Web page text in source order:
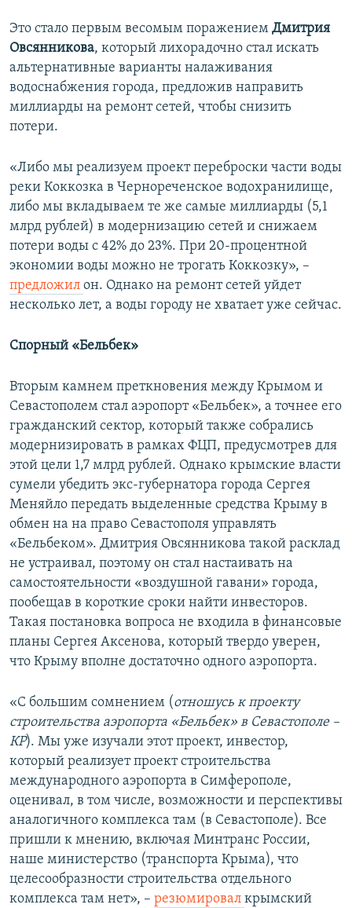
Это стало первым весомым поражением Дмитрия
Овсянникова, который лихорадочно стал искать
альтернативные варианты налаживания
водоснабжения города, предложив направить
миллиарды на ремонт сетей, чтобы снизить
потери.
«Либо мы реализуем проект переброски части воды
реки Коккозка в Чернореченское водохранилище,
либо мы вкладываем те же самые миллиарды (5,1
млрд рублей) в модернизацию сетей и снижаем
потери воды с 42% до 23%. При 20-процентной
экономии воды можно не трогать Коккозку», –
предложил он. Однако на ремонт сетей уйдет
несколько лет, а воды городу не хватает уже сейчас.
Спорный «Бельбек»
Вторым камнем преткновения между Крымом и
Севастополем стал аэропорт «Бельбек», а точнее его
гражданский сектор, который также собрались
модернизировать в рамках ФЦП, предусмотрев для
этой цели 1,7 млрд рублей. Однако крымские власти
сумели убедить экс-губернатора города Сергея
Меняйло передать выделенные средства Крыму в
обмен на на право Севастополя управлять
«Бельбеком». Дмитрия Овсянникова такой расклад
не устраивал, поэтому он стал настаивать на
самостоятельности «воздушной гавани» города,
пообещав в короткие сроки найти инвесторов.
Такая постановка вопроса не входила в финансовые
планы Сергея Аксенова, который твердо уверен,
что Крыму вполне достаточно одного аэропорта.
«С большим сомнением (отношусь к проекту
строительства аэропорта «Бельбек» в Севастополе –
КР). Мы уже изучали этот проект, инвестор,
который реализует проект строительства
международного аэропорта в Симферополе,
оценивал, в том числе, возможности и перспективы
аналогичного комплекса там (в Севастополе). Все
пришли к мнению, включая Минтранс России,
наше министерство (транспорта Крыма), что
целесообразности строительства отдельного
комплекса там нет», – резюмировал крымский